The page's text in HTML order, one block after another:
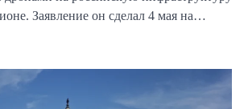
Заявление он сделал 4 мая на…